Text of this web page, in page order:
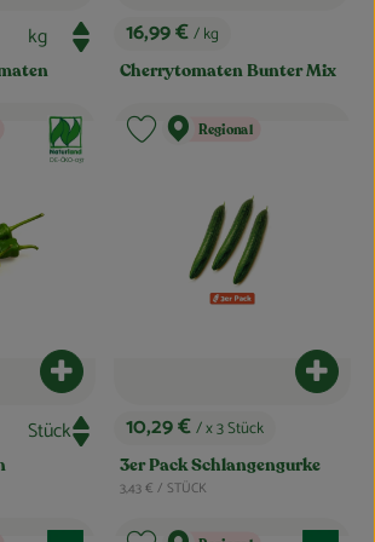
, Preis:
16,99 €/ kg
Cherrytomaten Bunter Mix
Produkt zum Warenkorb hinzufügen
, Verband:
, Kontrollstelle:
DE-ÖKO-037
hinzufügen
, Preis:
10,29 €/ x 3 Stück
3er Pack Schlangengurke
, Referenzpreis:
3,43 € / STÜCK
Regional
Produkt zu Favouriten hinzufügen